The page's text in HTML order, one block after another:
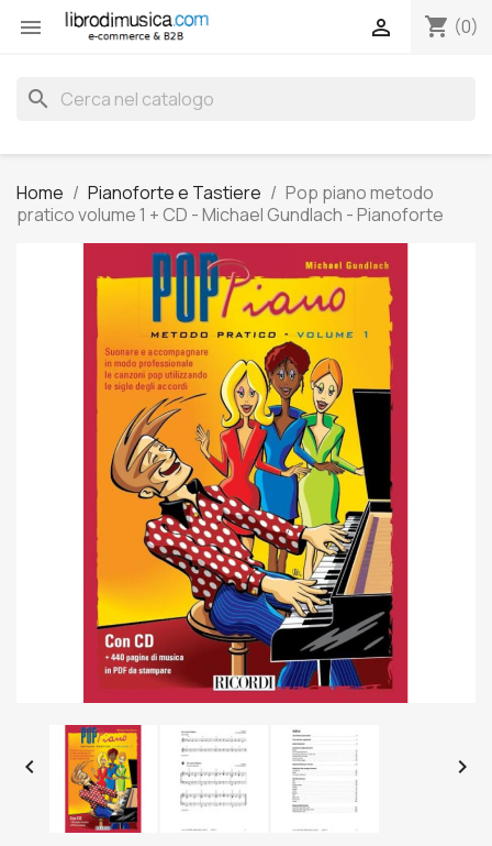
 shopping_cart (0)

search
Home Pianoforte e Tastiere
Pop piano metodo
pratico volume 1 + CD - Michael Gundlach - Pianoforte
 